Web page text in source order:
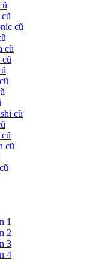
cũ
cũ
cũ
cũ
1
2
3
4